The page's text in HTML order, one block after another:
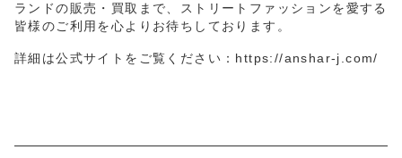
ランドの販売・買取まで、ストリートファッションを愛する
皆様のご利用を心よりお待ちしております。
詳細は公式サイトをご覧ください： https://anshar-j.com/